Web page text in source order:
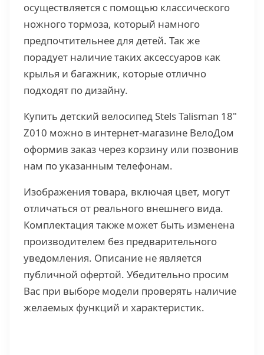
осуществляется с помощью классического
ножного тормоза, который намного
предпочтительнее для детей. Так же
порадует наличие таких аксессуаров как
крылья и багажник, которые отлично
подходят по дизайну.
Купить детский велосипед Stels Talisman 18"
Z010 можно в интернет-магазине ВелоДом
оформив заказ через корзину или позвонив
нам по указанным телефонам.
Изображения товара, включая цвет, могут
отличаться от реального внешнего вида.
Комплектация также может быть изменена
производителем без предварительного
уведомления. Описание не является
публичной офертой. Убедительно просим
Вас при выборе модели проверять наличие
желаемых функций и характеристик.